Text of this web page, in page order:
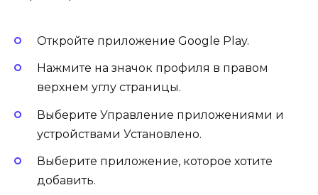
Откройте приложение Google Play.
Нажмите на значок профиля в правом
верхнем углу страницы.
Выберите Управление приложениями и
устройствами Установлено.
Выберите приложение, которое хотите
добавить.